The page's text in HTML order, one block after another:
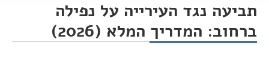
תביעה נגד העירייה על נפילה
ברחוב: המדריך המלא (2026)